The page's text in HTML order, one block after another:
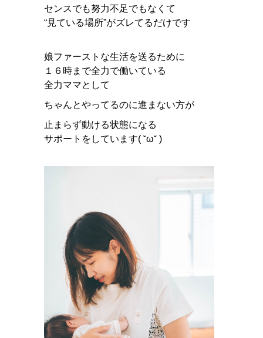
センスでも努力不足でもなくて
“見ている場所”がズレてるだけです
娘ファーストな生活を送るために
１６時まで全力で働いている
全力ママとして
ちゃんとやってるのに進まない方が
止まらず動ける状態になる
サポートをしています( ˘ω˘ )